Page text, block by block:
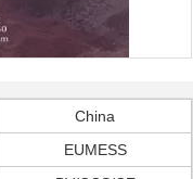
China
EUMESS